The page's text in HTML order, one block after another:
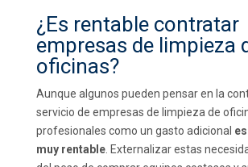
¿Es rentable contratar
empresas de limpieza
oficinas?
Aunque algunos pueden pensar en la
servicio de empresas de limpieza de
profesionales como un gasto adicional
muy rentable. Externalizar estas